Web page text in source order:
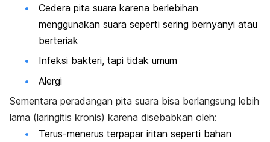
Cedera pita suara karena berlebihan
menggunakan suara seperti sering bernyanyi atau
berteriak
Infeksi bakteri, tapi tidak umum
Alergi
Sementara peradangan pita suara bisa berlangsung lebih
lama (laringitis kronis) karena disebabkan oleh:
Terus-menerus terpapar iritan seperti bahan